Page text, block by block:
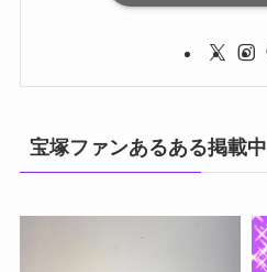
宝塚ファンあるある掲載中